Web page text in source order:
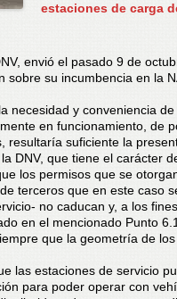
estaciones de carga
envió el pasado 9 de
sobre su incumbencia en la
necesidad y conveniencia de
en funcionamiento, de
resultaría suficiente la
DNV, que tiene el carácter
los permisos que se
terceros que en este caso
no caducan y, a los
en el mencionado Punto
que la geometría de
las estaciones de servicio
para poder operar con